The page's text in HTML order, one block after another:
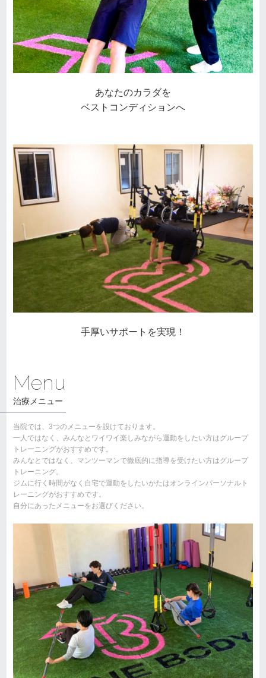
あなたのカラダを
ベストコンディションへ
手厚いサポートを実現！
Menu
治療メニュー
当院では、3つのメニューを設けております。
一人ではなく、みんなとワイワイ楽しみながら運動をしたい方はグループ
トレーニングがおすすめです。
みんなとではなく、マンツーマンで徹底的に指導を受けたい方はグループ
トレーニング。
ジムに行く時間がなく自宅で運動をしたいかたはオンラインパーソナルト
レーニングがおすすめです。
自分にあったメニューをお選びください。